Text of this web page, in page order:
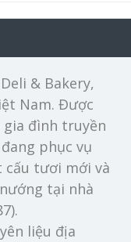
& Bakery,
Nam. Được
đình truyền
phục vụ
cấu tươi mới và
tại nhà
liệu địa